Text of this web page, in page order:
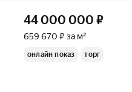
44 000 000 ₽
659 670 ₽ за м²
онлайн показ торг